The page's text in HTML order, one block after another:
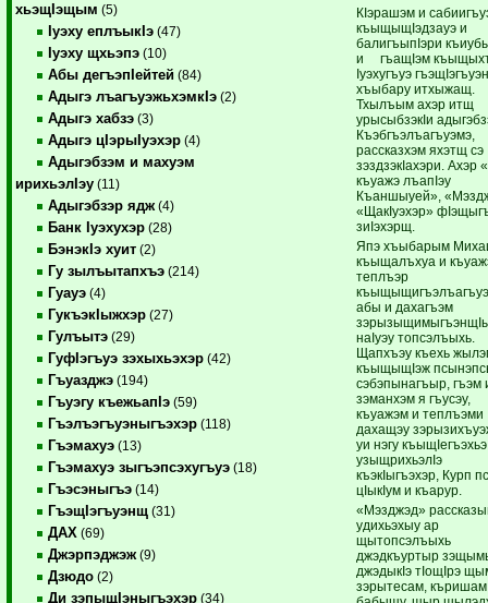
хьэщIэщым (5)
Iуэху еплъыкIэ (47)
Iуэху щхьэпэ (10)
Абы дегъэпIейтей (84)
Адыгэ лъагъуэжьхэмкIэ (2)
Адыгэ хабзэ (3)
Адыгэ цIэрыIуэхэр (4)
Адыгэбзэм и махуэм
ирихьэлIэу (11)
Адыгэбзэр ядж (4)
Банк Iуэхухэр (28)
БэнэкIэ хуит (2)
Гу зылъытапхъэ (214)
Гуауэ (4)
ГукъэкIыжхэр (27)
Гулъытэ (29)
ГуфIэгъуэ зэхыхьэхэр (42)
Гъуазджэ (194)
Гъуэгу къежьапIэ (59)
Гъэлъэгъуэныгъэхэр (118)
Гъэмахуэ (13)
Гъэмахуэ зыгъэпсэхугъуэ (18)
Гъэсэныгъэ (14)
ГъэщIэгъуэнщ (31)
ДАХ (69)
Джэрпэджэж (9)
Дзюдо (2)
Ди зэпыщIэныгъэхэр (34)
КIэрашэм и
къыщыщIэдзауэ и
балигъыпIэри
и гъащIэм
Iуэхугъуэ
хъыбару итхыжащ.
Тхылъым ахэр итщ
урысыбзэкIи
Къэбгъэлъагъуэмэ,
рассказхэм яхэтщ сэ
зэздзэкIахэри. Ахэр
къуажэ лъапIэу
Къаншыуей»,
«ЩакIуэхэр»
зиIэхэрщ.
Япэ хъыбарым
къыщалъхуа и
теплъэр
абы и дахагъэм
наIуэу топсэлъыхь.
Щапхъэу къехь
къыщыщIэж
сэбэпынагъыр, гъэм
зэманхэм я гъусэу,
къуажэм и теплъэми
дахащэу
уи нэгу
узыщрихьэлIэ
къэкIыгъэхэр, Курп
цIыкIум и къарур.
«Мэзджэд»
удихьэхыу ар
щытопсэлъыхь
джэдкъуртыр
джэдыкIэ тIощIрэ
зэрытесам, къришам